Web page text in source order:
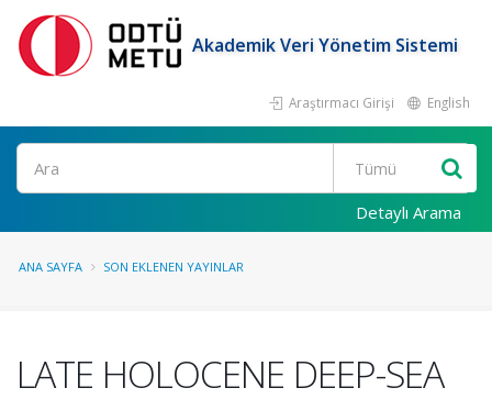
Akademik Veri Yönetim Sistemi
Araştırmacı Girişi English
Ara
Detaylı Arama
ANA SAYFA SON EKLENEN YAYINLAR
LATE HOLOCENE DEEP-SEA